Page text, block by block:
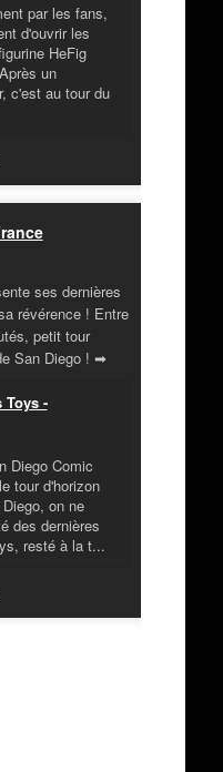
par les fans,
d'ouvrir les
HeFig
un
c'est au tour du
ses dernières
révérence ! Entre
petit tour
San Diego ! ➡
Toys -
Diego Comic
tour d'horizon
on ne
des dernières
resté à la t...